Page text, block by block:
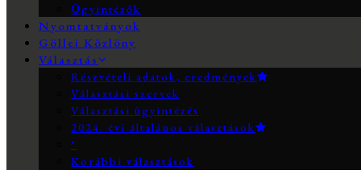
Ügyintézők
Nyomtatványok
Göllei Közlöny
Választás
Részvételi adatok, eredmények
Választási szervek
Választási ügyintézés
2024. évi általános választások
*
Korábbi választások